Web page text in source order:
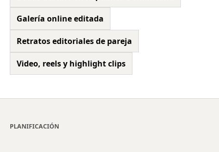
Galería online editada
Retratos editoriales de pareja
Video, reels y highlight clips
PLANIFICACIÓN